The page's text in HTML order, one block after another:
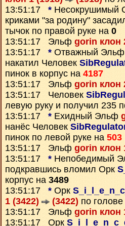
13:51:17 * Несокрушимый
криками "за родину"
тычок по правой руке на 0
13:51:17 Эльф gorin клон
13:51:17 * Отважный Эльф
накатил Человек
пинок в корпус на 4187
13:51:17 Эльф gorin клон
13:51:17 Человек
левую руку и получил 235
13:51:17 * Ехидный Эльф
нанёс Человек
пинок по левой руке на 503
13:51:17 Эльф gorin клон
13:51:17 * Непобедимый
подкравшись вломил Орк
корпус на 3489
13:51:17 * Орк
1 (3422)
(3422) по голове
13:51:17 Эльф gorin клон
13:51:17 Орк